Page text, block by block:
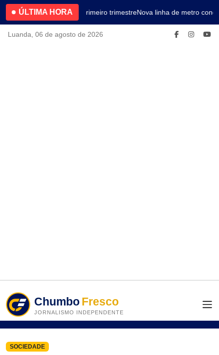
ÚLTIMA HORA4.2% no primeiro trimestreNova linha de metro
Luanda, 06 de agosto de 2026
ChumboFresco
JORNALISMO INDEPENDENTE
SOCIEDADE